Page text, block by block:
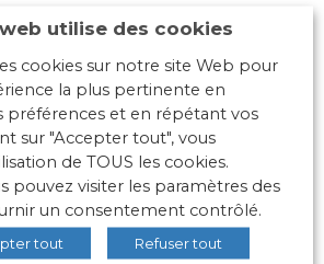
des Archives – Bât G –
LYON Cedex 02
loi 1901
utilise des cookies
cookies sur notre site Web pour
la plus pertinente en
préférences et en répétant vos
sur "Accepter tout", vous
de TOUS les cookies.
pouvez visiter les paramètres des
un consentement contrôlé.
tout Refuser tout